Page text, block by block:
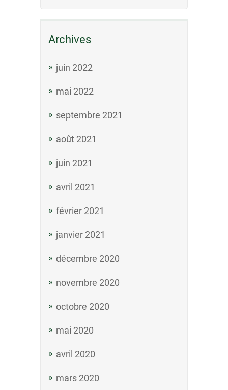
Archives
juin 2022
mai 2022
septembre 2021
août 2021
juin 2021
avril 2021
février 2021
janvier 2021
décembre 2020
novembre 2020
octobre 2020
mai 2020
avril 2020
mars 2020